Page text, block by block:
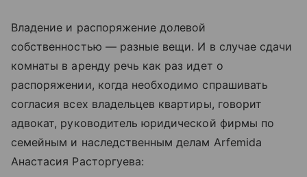
Владение и распоряжение долевой
собственностью — разные вещи. И в случае сдачи
комнаты в аренду речь как раз идет о
распоряжении, когда необходимо спрашивать
согласия всех владельцев квартиры, говорит
адвокат, руководитель юридической фирмы по
семейным и наследственным делам Arfemida
Анастасия Расторгуева: